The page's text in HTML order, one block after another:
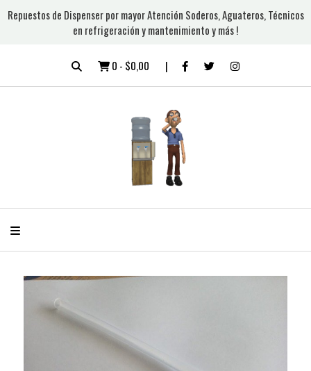
Repuestos de Dispenser por mayor Atención Soderos, Aguateros, Técnicos
en refrigeración y mantenimiento y más !
0 - $0,00